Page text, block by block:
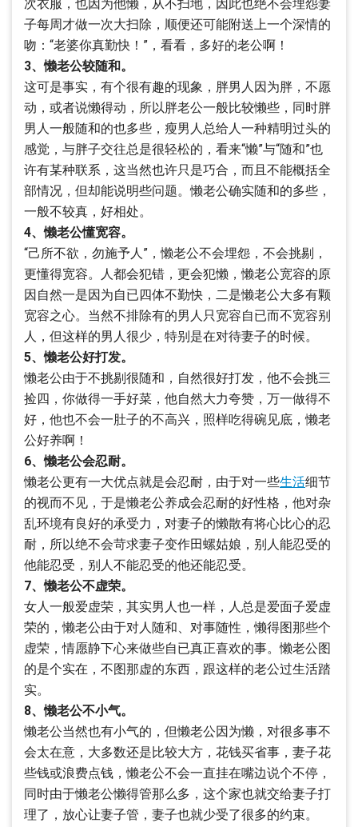
次衣服，也因为他懒，从不扫地，因此也绝不会埋怨妻
子每周才做一次大扫除，顺便还可能附送上一个深情的
吻：“老婆你真勤快！”，看看，多好的老公啊！
3、懒老公较随和。
这可是事实，有个很有趣的现象，胖男人因为胖，不愿
动，或者说懒得动，所以胖老公一般比较懒些，同时胖
男人一般随和的也多些，瘦男人总给人一种精明过头的
感觉，与胖子交往总是很轻松的，看来“懒”与“随和”也
许有某种联系，这当然也许只是巧合，而且不能概括全
部情况，但却能说明些问题。懒老公确实随和的多些，
一般不较真，好相处。
4、懒老公懂宽容。
“己所不欲，勿施予人”，懒老公不会埋怨，不会挑剔，
更懂得宽容。人都会犯错，更会犯懒，懒老公宽容的原
因自然一是因为自已四体不勤快，二是懒老公大多有颗
宽容之心。当然不排除有的男人只宽容自已而不宽容别
人，但这样的男人很少，特别是在对待妻子的时候。
5、懒老公好打发。
懒老公由于不挑剔很随和，自然很好打发，他不会挑三
捡四，你做得一手好菜，他自然大力夸赞，万一做得不
好，他也不会一肚子的不高兴，照样吃得碗见底，懒老
公好养啊！
6、懒老公会忍耐。
懒老公更有一大优点就是会忍耐，由于对一些生活细节
的视而不见，于是懒老公养成会忍耐的好性格，他对杂
乱环境有良好的承受力，对妻子的懒散有将心比心的忍
耐，所以绝不会苛求妻子变作田螺姑娘，别人能忍受的
他能忍受，别人不能忍受的他还能忍受。
7、懒老公不虚荣。
女人一般爱虚荣，其实男人也一样，人总是爱面子爱虚
荣的，懒老公由于对人随和、对事随性，懒得图那些个
虚荣，情愿静下心来做些自已真正喜欢的事。懒老公图
的是个实在，不图那虚的东西，跟这样的老公过生活踏
实。
8、懒老公不小气。
懒老公当然也有小气的，但懒老公因为懒，对很多事不
会太在意，大多数还是比较大方，花钱买省事，妻子花
些钱或浪费点钱，懒老公不会一直挂在嘴边说个不停，
同时由于懒老公懒得管那么多，这个家也就交给妻子打
理了，放心让妻子管，妻子也就少受了很多的约束。